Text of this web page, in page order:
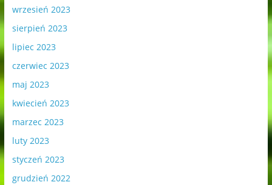
wrzesień 2023
sierpień 2023
lipiec 2023
czerwiec 2023
maj 2023
kwiecień 2023
marzec 2023
luty 2023
styczeń 2023
grudzień 2022